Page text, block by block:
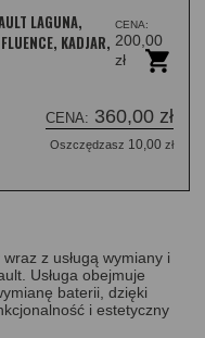
LAGUNA,
KADJAR,
CENA:
200,00
zł
CENA: 360,00 zł
Oszczędzasz 10,00 zł
z usługą wymiany i
Usługa obejmuje
baterii, dzięki
i estetyczny